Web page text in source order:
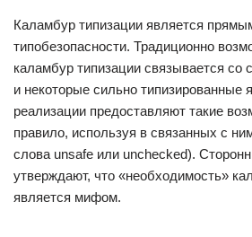
Каламбур типизации является
типобезопасности. Традиционно
каламбур типизации связывается со
и некоторые сильно типизированные
реализации предоставляют такие
правило, используя в связанных с
слова unsafe или unchecked).
утверждают, что «необходимость»
является мифом.